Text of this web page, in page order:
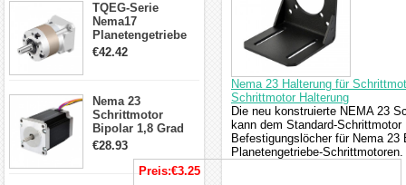
TQEG-Serie
Nema17
Planetengetriebe
5:1 Spiel 15Arc-
€42.42
Nema 23
Schrittmotor
Bipolar 1,8 Grad
2,83Nm 4 A 2,26V
CNC Hybrid-
Schrittmotor mit 8
€28.93
Nema 23 Halterung für
Schrittmotor Halterung
Die neu konstruierte NEMA 23
kann dem Standard-
Befestigungslöcher für Nema
Planetengetriebe-Schrittmotoren.
Preis:€3.25